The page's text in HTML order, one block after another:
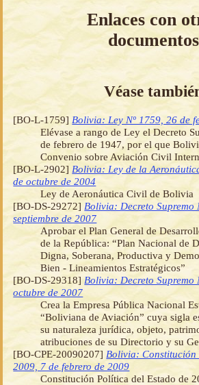
Enlaces con
documentos
Véase
[BO-L-1759] Bolivia: Ley Nº 1759, 26 de
Elévase a rango de Ley el Decreto
de febrero de 1947, por el que
Convenio sobre Aviación Civil
[BO-L-2902] Bolivia: Ley de la
de octubre de 2004
Ley de Aeronáutica Civil de Bolivia
[BO-DS-29272] Bolivia: Decreto Supremo
septiembre de 2007
Aprobar el Plan General de
de la República: “Plan Nacional de
Digna, Soberana, Productiva y
Bien - Lineamientos Estratégicos”
[BO-DS-29318]Bolivia: Decreto Supremo
octubre de 2007
Crea la Empresa Pública Nacional
“Boliviana de Aviación” cuya sigla
su naturaleza jurídica, objeto,
atribuciones de su Directorio y su
[BO-CPE-20090207] Bolivia:
2009, 7 de febrero de 2009
Constitución Política del Estado de